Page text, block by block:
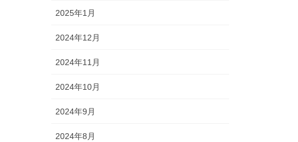
2025年1月
2024年12月
2024年11月
2024年10月
2024年9月
2024年8月